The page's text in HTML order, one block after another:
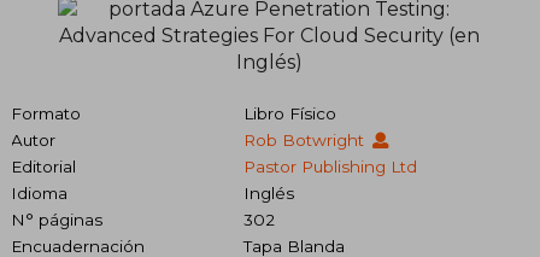
Formato
Libro Físico
Autor
Rob Botwright
Editorial
Pastor Publishing Ltd
Idioma
Inglés
N° páginas
302
Encuadernación
Tapa Blanda